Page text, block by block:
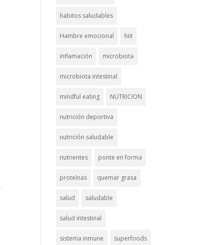
habitos saludables
Hambre emocional hiit
inflamación microbiota
microbiota intestinal
mindful eating NUTRICION
nutrición deportiva
nutrición saludable
nutrientes ponte en forma
proteínas quemar grasa
salud saludable
salud intestinal
sistema inmune superfoods